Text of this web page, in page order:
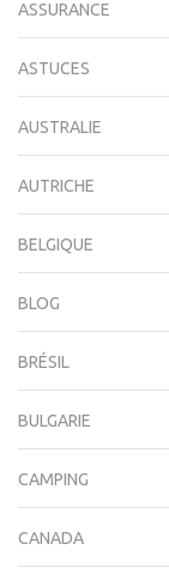
ASSURANCE
ASTUCES
AUSTRALIE
AUTRICHE
BELGIQUE
BLOG
BRÉSIL
BULGARIE
CAMPING
CANADA